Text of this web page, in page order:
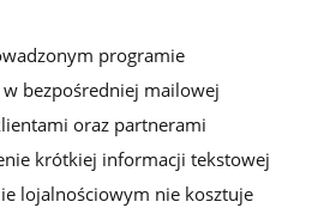
programie
bezpośredniej mailowej
oraz partnerami
krótkiej informacji tekstowej
lojalnościowym nie kosztuje